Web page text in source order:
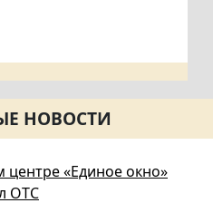
НОВОСТИ
«Единое окно»
ОТС